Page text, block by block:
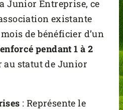
Junior Entreprise, ce
existante
de bénéficier d’un
pendant 1 à 2
au statut de Junior
: Représente le